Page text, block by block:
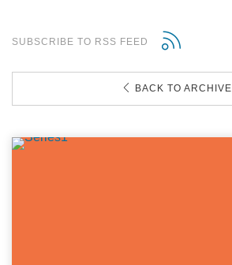
SUBSCRIBE TO RSS FEED
BACK TO ARCHIVE